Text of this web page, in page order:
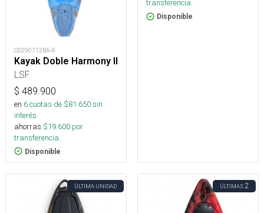
OD290713BA-R
Kayak Doble Harmony II
LSF
$ 489.900
en 6cuotas de $81.650sin
interés
ahorras $19.600 por
transferencia.
Disponible
transferencia.
Disponible
ÚLTIMA UNIDAD ÚLTIMAS2